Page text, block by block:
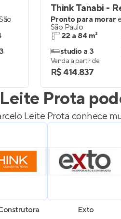
Think Tanabi -
Pronto para morar
São Paulo
22 a 84 m²
studio a 3
Venda a partir de
R$ 414.837
Prota
Leite Prota conhece
Exto